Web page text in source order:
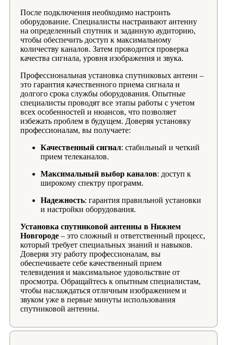
После подключения необходимо настроить
оборудование. Специалисты настраивают антенну
на определенный спутник и заданную аудиторию,
чтобы обеспечить доступ к максимальному
количеству каналов. Затем проводится проверка
качества сигнала, уровня изображения и звука.
Профессиональная установка спутниковых антенн –
это гарантия качественного приема сигнала и
долгого срока службы оборудования. Опытные
специалисты проводят все этапы работы с учетом
всех особенностей и нюансов, что позволяет
избежать проблем в будущем. Доверяя установку
профессионалам, вы получаете:
Качественный сигнал: стабильный и четкий
прием телеканалов.
Максимальный выбор каналов: доступ к
широкому спектру программ.
Надежность: гарантия правильной установки
и настройки оборудования.
Установка спутниковой антенны в Нижнем
Новгороде – это сложный и ответственный процесс,
который требует специальных знаний и навыков.
Доверяя эту работу профессионалам, вы
обеспечиваете себе качественный прием
телевидения и максимальное удовольствие от
просмотра. Обращайтесь к опытным специалистам,
чтобы наслаждаться отличным изображением и
звуком уже в первые минуты использования
спутниковой антенны.